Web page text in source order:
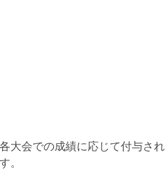
大会での成績に応じて付与され
。